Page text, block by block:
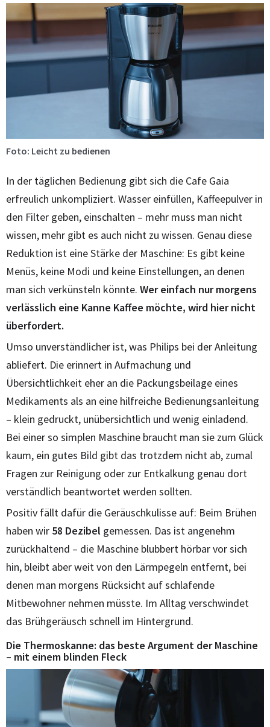
Foto: Leicht zu bedienen
In der täglichen Bedienung gibt sich die Cafe Gaia
erfreulich unkompliziert. Wasser einfüllen, Kaffeepulver in
den Filter geben, einschalten – mehr muss man nicht
wissen, mehr gibt es auch nicht zu wissen. Genau diese
Reduktion ist eine Stärke der Maschine: Es gibt keine
Menüs, keine Modi und keine Einstellungen, an denen
man sich verkünsteln könnte. Wer einfach nur morgens
verlässlich eine Kanne Kaffee möchte, wird hier nicht
überfordert.
Umso unverständlicher ist, was Philips bei der Anleitung
abliefert. Die erinnert in Aufmachung und
Übersichtlichkeit eher an die Packungsbeilage eines
Medikaments als an eine hilfreiche Bedienungsanleitung
– klein gedruckt, unübersichtlich und wenig einladend.
Bei einer so simplen Maschine braucht man sie zum Glück
kaum, ein gutes Bild gibt das trotzdem nicht ab, zumal
Fragen zur Reinigung oder zur Entkalkung genau dort
verständlich beantwortet werden sollten.
Positiv fällt dafür die Geräuschkulisse auf: Beim Brühen
haben wir 58 Dezibel gemessen. Das ist angenehm
zurückhaltend – die Maschine blubbert hörbar vor sich
hin, bleibt aber weit von den Lärmpegeln entfernt, bei
denen man morgens Rücksicht auf schlafende
Mitbewohner nehmen müsste. Im Alltag verschwindet
das Brühgeräusch schnell im Hintergrund.
Die Thermoskanne: das beste Argument der Maschine
– mit einem blinden Fleck